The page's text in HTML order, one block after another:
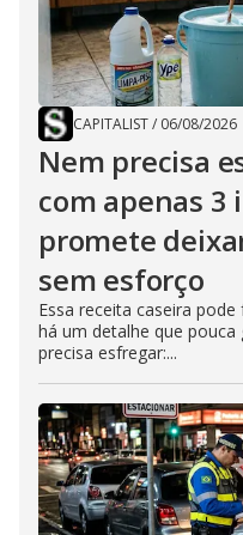
CAPITALIST/ 06/08/2026
Nem precisa
com apenas
promete
sem esforço
Essa receita caseira
há um detalhe que
precisa esfregar:...